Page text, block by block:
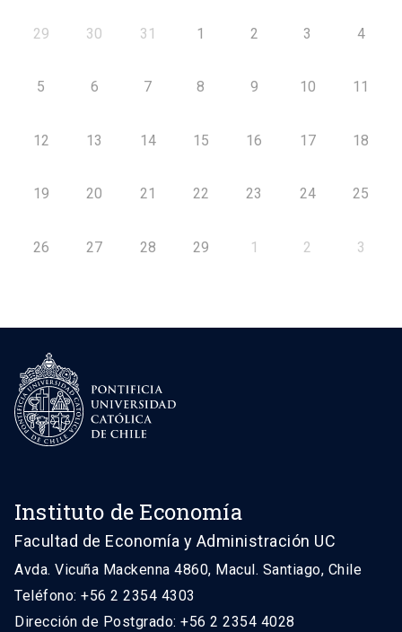
29 30 31 1 2 3 4
5 6 7 8 9 10 11
12 13 14 15 16 17 18
19 20 21 22 23 24 25
26 27 28 29 1 2 3
Instituto de Economía
Facultad de Economía y Administración UC
Avda. Vicuña Mackenna 4860, Macul. Santiago, Chile
Teléfono: +56 2 2354 4303
Dirección de Postgrado: +56 2 2354 4028